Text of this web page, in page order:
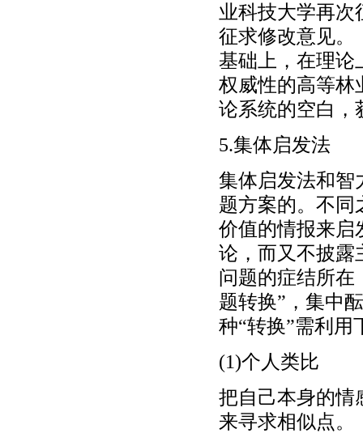
业科技大学再次
征求修改意见。
基础上，在理论
权威性的高等林
论系统的空白，
5.集体启发法
集体启发法和智
题方案的。不同
价值的情报来启
论，而又不披露
问题的症结所在
题转换”，集中
种“转换”需利用
(1)个人类比
把自己本身的情
来寻求相似点。